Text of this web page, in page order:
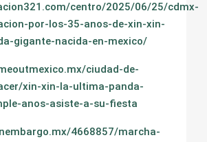
centro/2025/06/25/cdmx-
por-los-35-anos-de-xin-xin-
gigante-nacida-en-mexico/
ciudad-de-
xin-xin-la-ultima-panda-
anos-asiste-a-su-fiesta
4668857/marcha-